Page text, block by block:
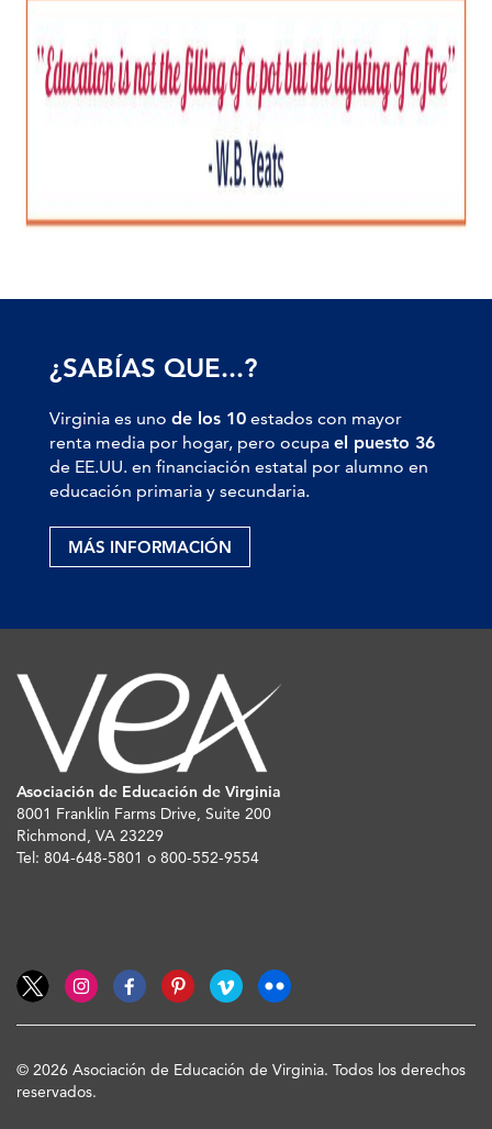
¿SABÍAS QUE...?
Virginia es uno de los 10 estados con mayor
renta media por hogar, pero ocupa el puesto 36
de EE.UU. en financiación estatal por alumno en
educación primaria y secundaria.
MÁS INFORMACIÓN
Asociación de Educación de Virginia
8001 Franklin Farms Drive, Suite 200
Richmond, VA 23229
Tel: 804-648-5801 o 800-552-9554
© 2026 Asociación de Educación de Virginia. Todos los derechos
reservados.